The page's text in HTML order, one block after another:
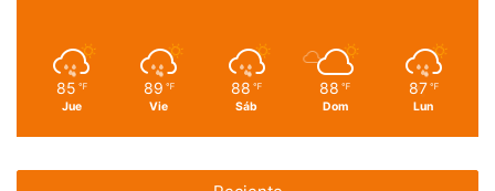
85 ℉
Jue
89 ℉
Vie
88 ℉
Sáb
88 ℉
Dom
87 ℉
Lun